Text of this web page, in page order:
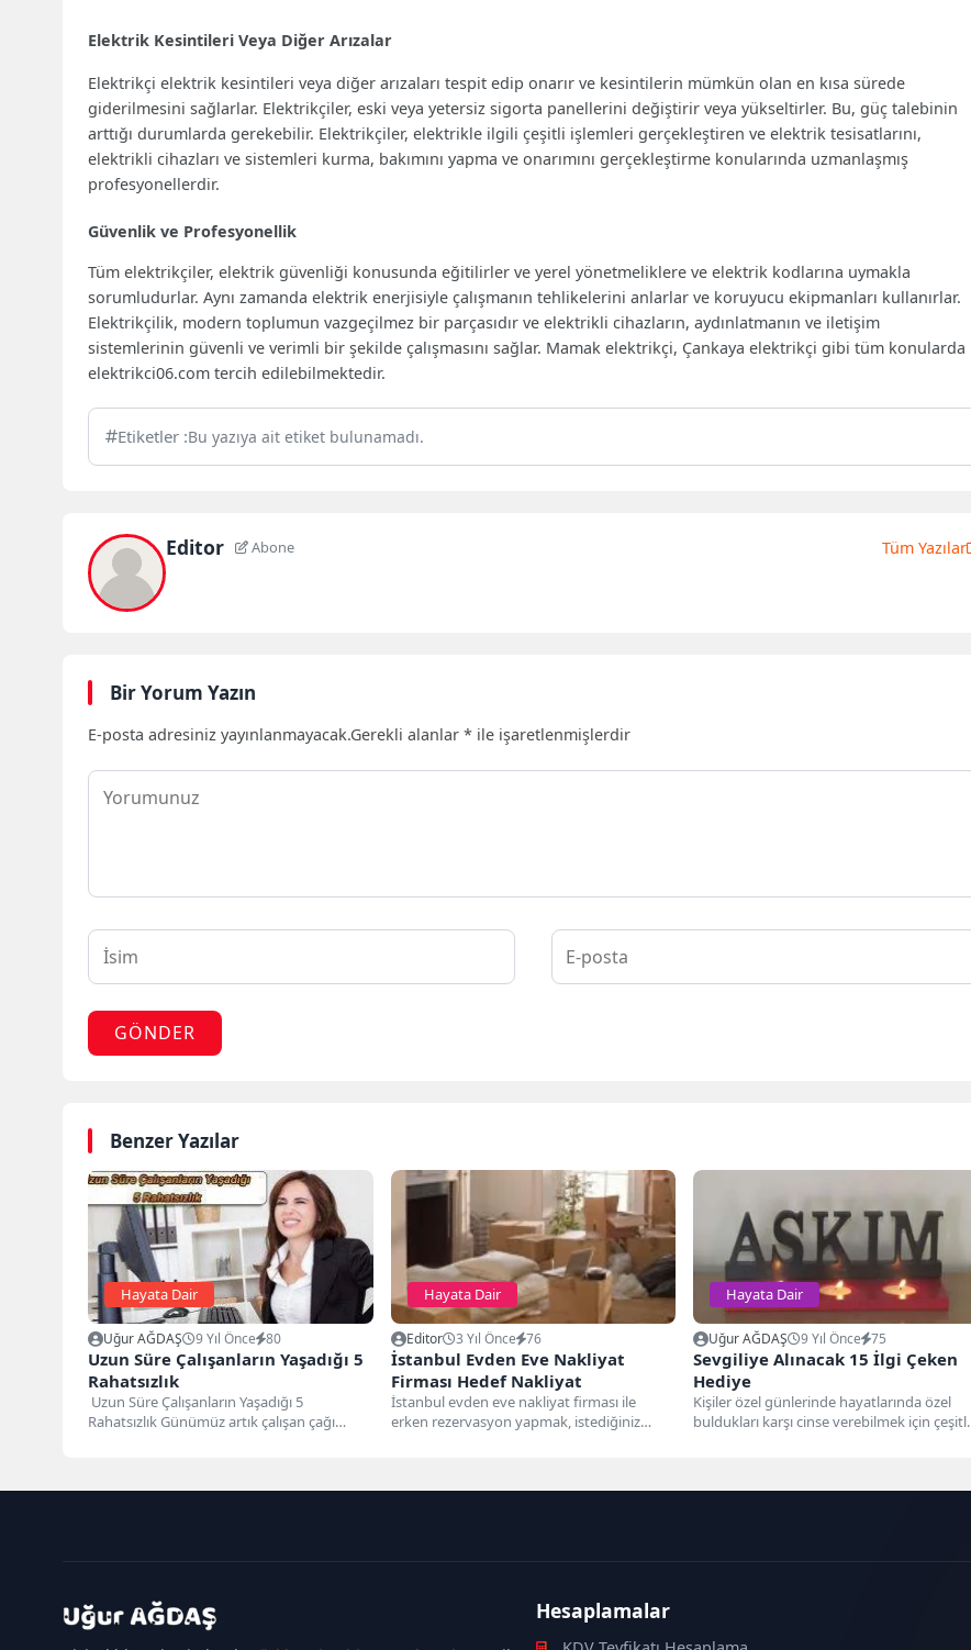
Elektrik Kesintileri Veya Diğer Arızalar
Elektrikçi elektrik kesintileri veya diğer arızaları tespit edip onarır ve kesintilerin mümkün olan en kısa sürede
giderilmesini sağlarlar. Elektrikçiler, eski veya yetersiz sigorta panellerini değiştirir veya yükseltirler. Bu, güç talebinin
arttığı durumlarda gerekebilir. Elektrikçiler, elektrikle ilgili çeşitli işlemleri gerçekleştiren ve elektrik tesisatlarını,
elektrikli cihazları ve sistemleri kurma, bakımını yapma ve onarımını gerçekleştirme konularında uzmanlaşmış
profesyonellerdir.
Güvenlik ve Profesyonellik
Tüm elektrikçiler, elektrik güvenliği konusunda eğitilirler ve yerel yönetmeliklere ve elektrik kodlarına uymakla
sorumludurlar. Aynı zamanda elektrik enerjisiyle çalışmanın tehlikelerini anlarlar ve koruyucu ekipmanları kullanırlar.
Elektrikçilik, modern toplumun vazgeçilmez bir parçasıdır ve elektrikli cihazların, aydınlatmanın ve iletişim
sistemlerinin güvenli ve verimli bir şekilde çalışmasını sağlar. Mamak elektrikçi, Çankaya elektrikçi gibi tüm konularda
elektrikci06.com tercih edilebilmektedir.
Etiketler :Bu yazıya ait etiket bulunamadı.
Editor Abone Tüm Yazılar
Bir Yorum Yazın
E-posta adresiniz yayınlanmayacak.Gerekli alanlar* ile işaretlenmişlerdir
GÖNDER
Benzer Yazılar
Hayata Dair
Uğur AĞDAŞ 9 Yıl Önce 80
Uzun Süre Çalışanların Yaşadığı 5
Rahatsızlık
Uzun Süre Çalışanların Yaşadığı 5
Rahatsızlık Günümüz artık çalışan çağı
Hayata Dair
Editor 3 Yıl Önce 76
İstanbul Evden Eve Nakliyat
Firması Hedef Nakliyat
İstanbul evden eve nakliyat firması ile
erken rezervasyon yapmak, istediğiniz
Hayata Dair
Uğur AĞDAŞ 9 Yıl Önce 75
Sevgiliye Alınacak 15 İlgi Çeken
Hediye
Kişiler özel günlerinde hayatlarında özel
buldukları karşı cinse verebilmek için çeşitli
kadıköy
escortmaltepe
Hesaplamalar